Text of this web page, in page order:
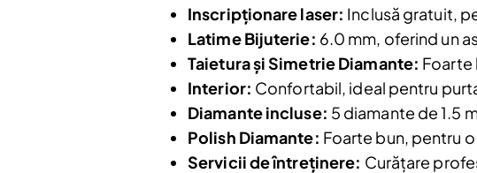
Nu mai afișa.
Inscripționare laser: Inclusă gratuit,
Latime Bijuterie: 6.0 mm, oferind un
Taietura și Simetrie Diamante: Foarte
Interior: Confortabil, ideal pentru
Diamante incluse: 5 diamante de 1.5
Polish Diamante: Foarte bun, pentru
Servicii de întreținere: Curățare